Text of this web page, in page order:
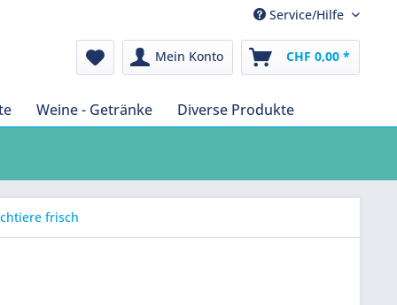
Service/Hilfe
Mein Konto CHF 0,00 *
Weine - Getränke Diverse Produkte
frisch